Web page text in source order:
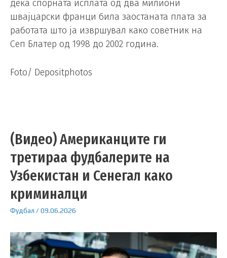
дека спорната исплата од два милиони
швајцарски франци била заостаната плата за
работата што ја извршувал како советник на
Сеп Блатер од 1998 до 2002 година.
Foto/ Depositphotos
(Видео) Американците ги
третираа фудбалерите на
Узбекистан и Сенегал како
криминалци
Фудбал /09.06.2026